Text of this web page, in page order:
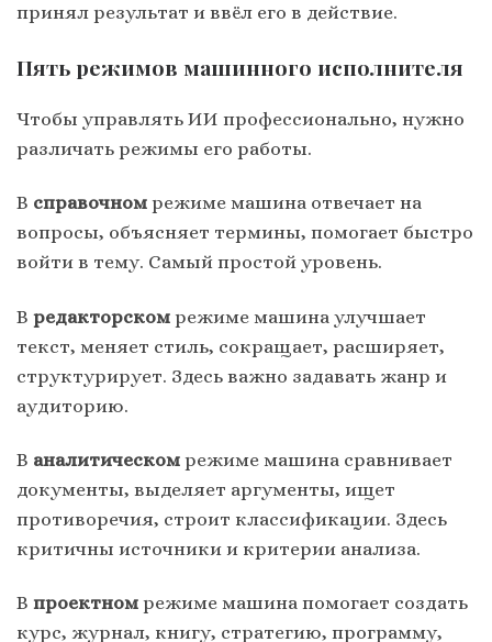
принял результат и ввёл его в действие.
Пять режимов машинного исполнителя
Чтобы управлять ИИ профессионально, нужно
различать режимы его работы.
В справочном режиме машина отвечает на
вопросы, объясняет термины, помогает быстро
войти в тему. Самый простой уровень.
В редакторском режиме машина улучшает
текст, меняет стиль, сокращает, расширяет,
структурирует. Здесь важно задавать жанр и
аудиторию.
В аналитическом режиме машина сравнивает
документы, выделяет аргументы, ищет
противоречия, строит классификации. Здесь
критичны источники и критерии анализа.
В проектном режиме машина помогает создать
курс, журнал, книгу, стратегию, программу,